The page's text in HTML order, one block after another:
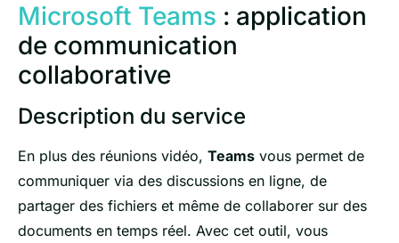
Microsoft Teams : application
de communication
collaborative
Description du service
En plus des réunions vidéo, Teams vous permet de
communiquer via des discussions en ligne, de
partager des fichiers et même de collaborer sur des
documents en temps réel. Avec cet outil, vous